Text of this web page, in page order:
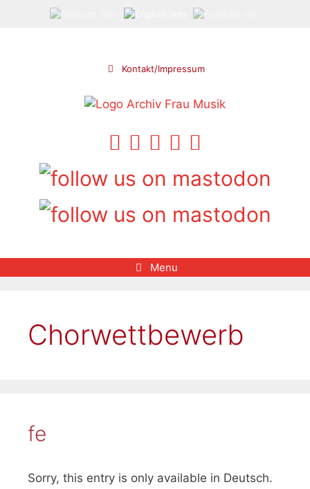
Kontakt/Impressum
Menu
Chorwettbewerb
fe
Sorry, this entry is only available in Deutsch.